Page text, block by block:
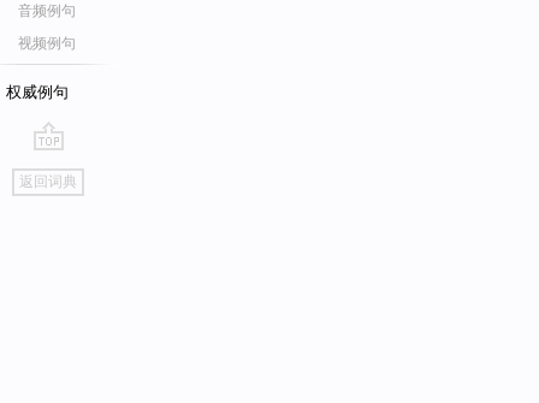
音频例句
视频例句
权威例句
go
top
返回词典